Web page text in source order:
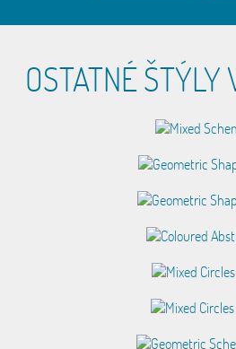
OSTATNÉ ŠTÝLY